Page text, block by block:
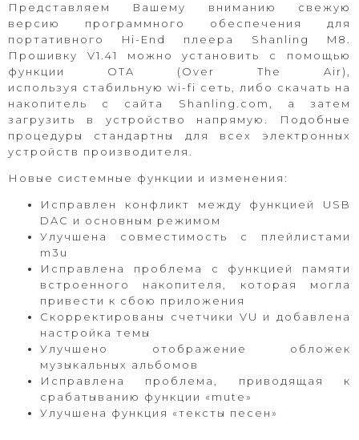
Представляем Вашему вниманию свежую
версию программного обеспечения для
портативного Hi-End плеера Shanling M8.
Прошивку V1.41 можно установить с помощью
функции OTA (Over The Air),
используя стабильную wi-fi сеть, либо скачать на
накопитель с сайта Shanling.com, а затем
загрузить в устройство напрямую. Подобные
процедуры стандартны для всех электронных
устройств производителя.
Новые системные функции и изменения:
Исправлен конфликт между функцией USB
DAC и основным режимом
Улучшена совместимость с плейлистами
m3u
Исправлена проблема с функцией памяти
встроенного накопителя, которая могла
привести к сбою приложения
Скорректированы счетчики VU и добавлена
настройка темы
Улучшено отображение обложек
музыкальных альбомов
Исправлена проблема, приводящая к
срабатыванию функции «mute»
Улучшена функция «тексты песен»